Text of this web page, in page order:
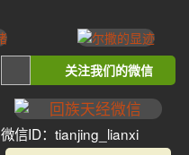
关注我们的微信
微信ID：tianjing_lianxi